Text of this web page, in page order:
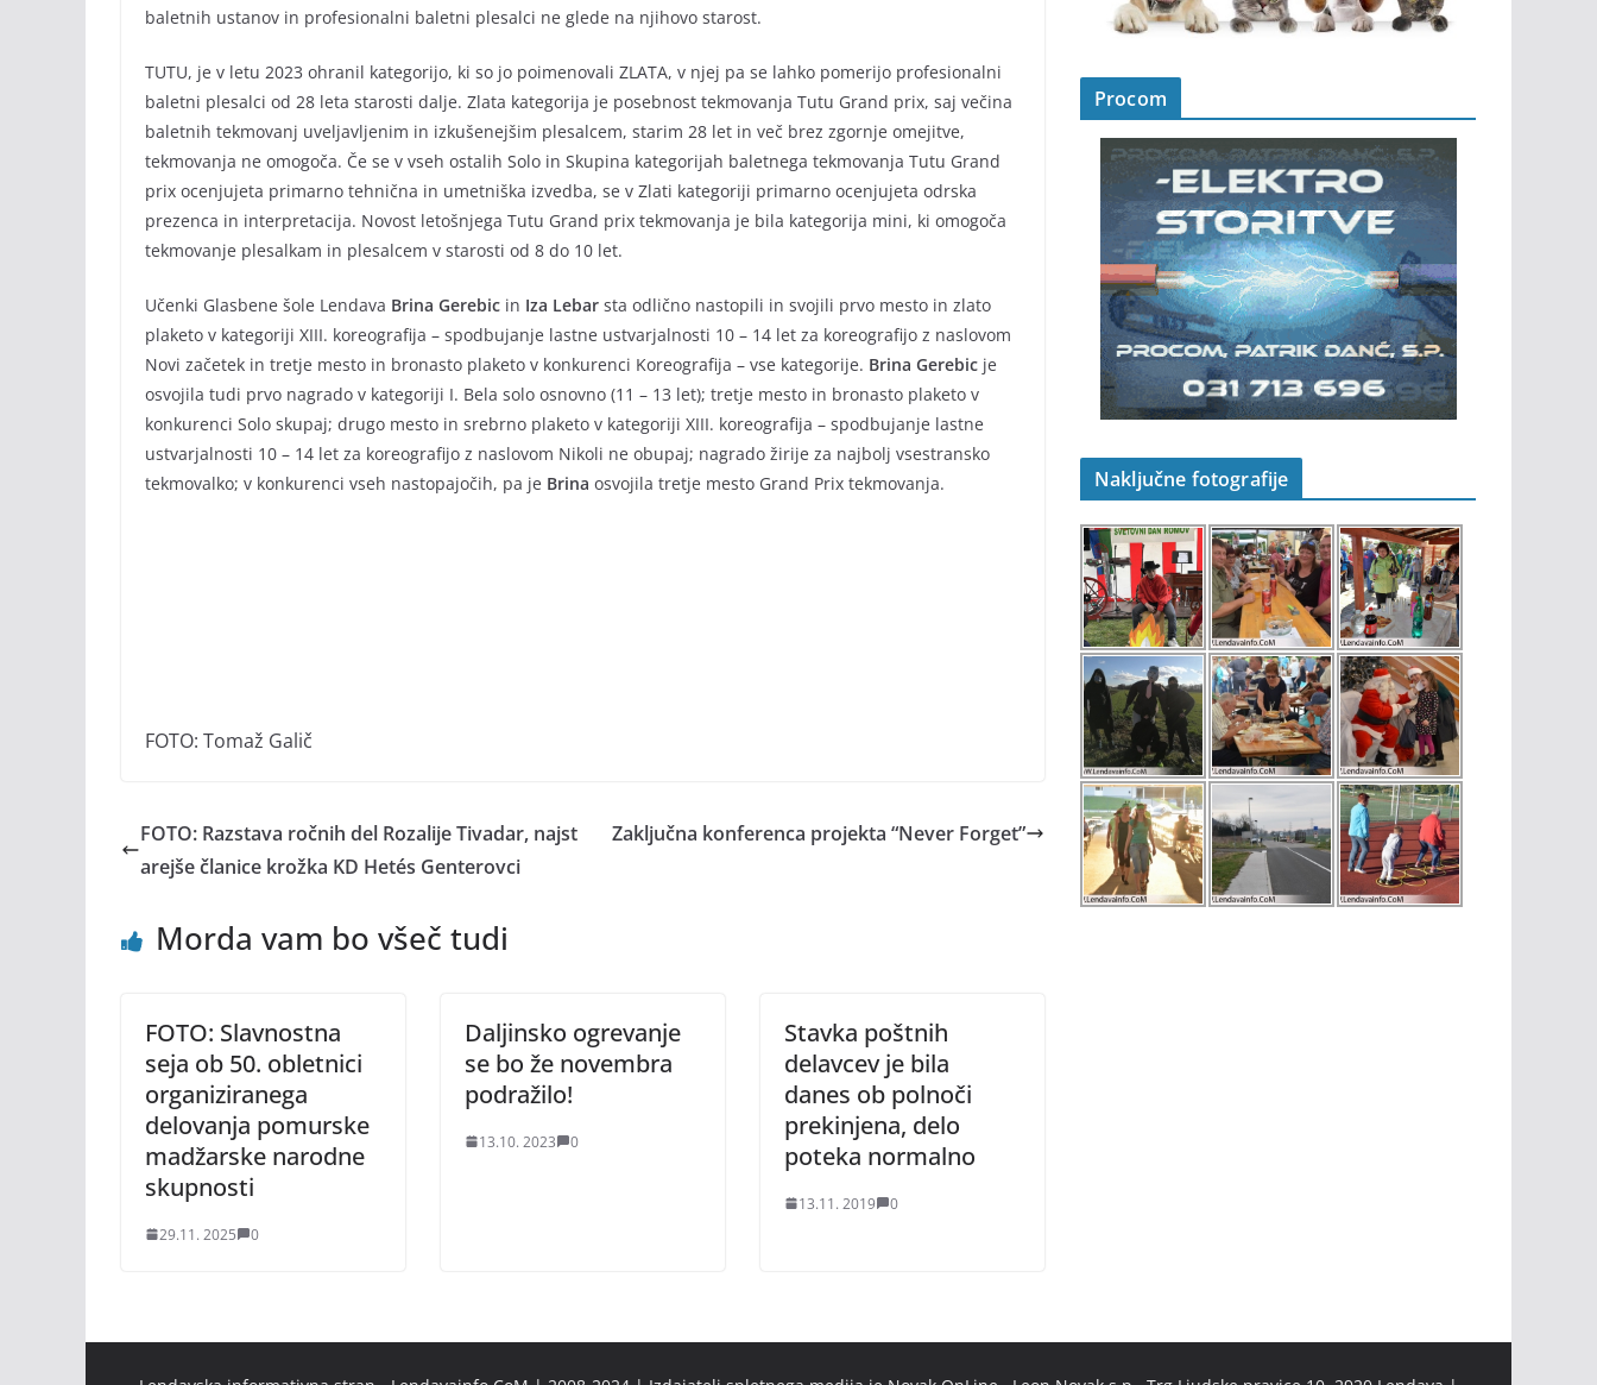
baletnih ustanov in profesionalni baletni plesalci ne glede na njihovo starost.
TUTU, je v letu 2023 ohranil kategorijo, ki so jo poimenovali ZLATA, v njej pa se lahko pomerijo profesionalni
baletni plesalci od 28 leta starosti dalje. Zlata kategorija je posebnost tekmovanja Tutu Grand prix, saj večina
baletnih tekmovanj uveljavljenim in izkušenejšim plesalcem, starim 28 let in več brez zgornje omejitve,
tekmovanja ne omogoča. Če se v vseh ostalih Solo in Skupina kategorijah baletnega tekmovanja Tutu Grand
prix ocenjujeta primarno tehnična in umetniška izvedba, se v Zlati kategoriji primarno ocenjujeta odrska
prezenca in interpretacija. Novost letošnjega Tutu Grand prix tekmovanja je bila kategorija mini, ki omogoča
tekmovanje plesalkam in plesalcem v starosti od 8 do 10 let.
Učenki Glasbene šole Lendava Brina Gerebic in Iza Lebar sta odlično nastopili in svojili prvo mesto in zlato
plaketo v kategoriji XIII. koreografija – spodbujanje lastne ustvarjalnosti 10 – 14 let za koreografijo z naslovom
Novi začetek in tretje mesto in bronasto plaketo v konkurenci Koreografija – vse kategorije. Brina Gerebic je
osvojila tudi prvo nagrado v kategoriji I. Bela solo osnovno (11 – 13 let); tretje mesto in bronasto plaketo v
konkurenci Solo skupaj; drugo mesto in srebrno plaketo v kategoriji XIII. koreografija – spodbujanje lastne
ustvarjalnosti 10 – 14 let za koreografijo z naslovom Nikoli ne obupaj; nagrado žirije za najbolj vsestransko
tekmovalko; v konkurenci vseh nastopajočih, pa je Brina osvojila tretje mesto Grand Prix tekmovanja.
FOTO: Tomaž Galič
FOTO: Razstava ročnih del Rozalije Tivadar, najst
arejše članice krožka KD Hetés Genterovci
Zaključna konferenca projekta “Never Forget”
Morda vam bo všeč tudi
FOTO: Slavnostna
seja ob 50. obletnici
organiziranega
delovanja pomurske
madžarske narodne
skupnosti
29.11. 2025 0
Daljinsko ogrevanje
se bo že novembra
podražilo!
13.10. 2023 0
Stavka poštnih
delavcev je bila
danes ob polnoči
prekinjena, delo
poteka normalno
13.11. 2019 0
Procom
Naključne fotografije